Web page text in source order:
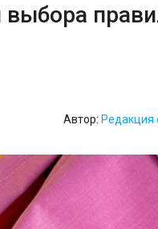
Автор: Редакция